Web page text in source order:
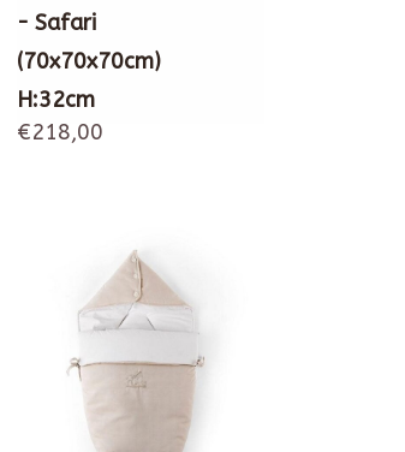
- Safari
(70x70x70cm)
H:32cm
€218,00